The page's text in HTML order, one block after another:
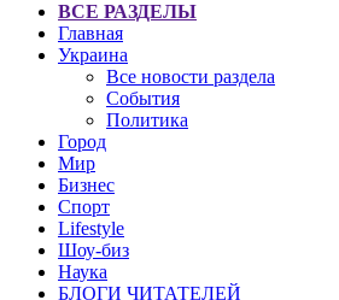
ВСЕ РАЗДЕЛЫ
Главная
Украина
Все новости раздела
События
Политика
Город
Мир
Бизнес
Спорт
Lifestyle
Шоу-биз
Наука
БЛОГИ ЧИТАТЕЛЕЙ